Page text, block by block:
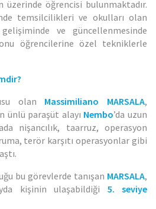
üzerinde öğrencisi bulunmaktadır.
temsilcilikleri ve okulları olan
gelişiminde ve güncellenmesinde
öğrencilerine özel tekniklerle
olan Massimiliano MARSALA,
ünlü paraşüt alayı Nembo’da uzun
nişancılık, taarruz, operasyon
terör karşıtı operasyonlar gibi
bu görevlerde tanışan MARSALA,
kişinin ulaşabildiği 5. seviye